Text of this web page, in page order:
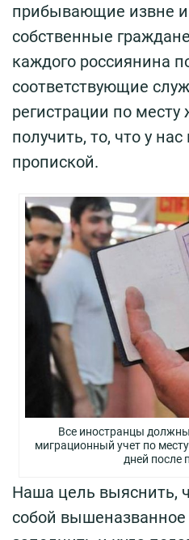
прибывающие извне
собственные
каждого россиянина
соответствующие
регистрации по месту
получить, то, что у
пропиской.
Все иностранцы
миграционный учет по
дней после
Наша цель выяснить,
собой вышеназванное